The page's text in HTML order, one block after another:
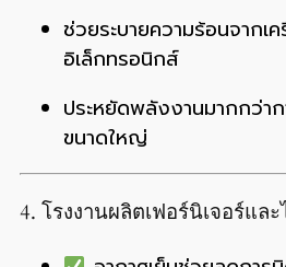
ช่วยระบายความร้อนจาก
อิเล็กทรอนิกส์
ประหยัดพลังงานมากกว่า
ขนาดใหญ่
4. โรงงานผลิตเฟอร์นิเจอร์แล